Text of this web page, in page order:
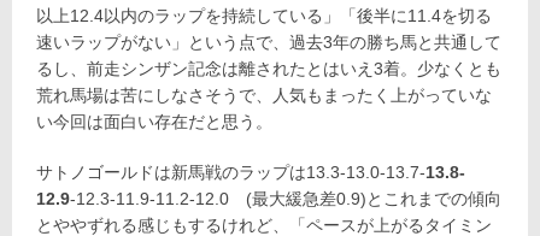
以上12.4以内のラップを持続している」「後半に11.4を切る
速いラップがない」という点で、過去3年の勝ち馬と共通して
るし、前走シンザン記念は離されたとはいえ3着。少なくとも
荒れ馬場は苦にしなさそうで、人気もまったく上がっていな
い今回は面白い存在だと思う。
サトノゴールドは新馬戦のラップは13.3-13.0-13.7-13.8-
12.9-12.3-11.9-11.2-12.0 (最大緩急差0.9)とこれまでの傾向
とややずれる感じもするけれど、「ペースが上がるタイミン